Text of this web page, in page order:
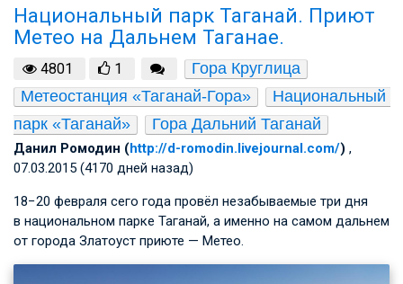
Национальный парк Таганай. Приют
Метео на Дальнем Таганае.
4801 1
Гора Круглица
Метеостанция «Таганай-Гора»
Национальный
парк «Таганай»
Гора Дальний Таганай
Данил Ромодин (http://d-romodin.livejournal.com/) ,
07.03.2015 (4170 дней назад)
18−20 февраля сего года провёл незабываемые три дня
в национальном парке Таганай, а именно на самом дальнем
от города Златоуст приюте — Метео.